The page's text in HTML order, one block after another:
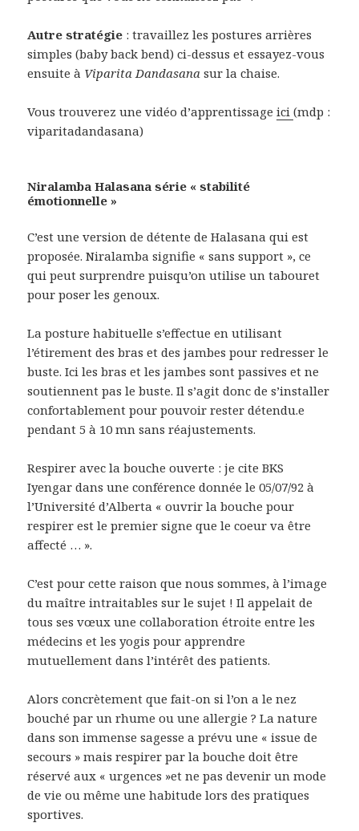
Autre stratégie : travaillez les postures arrières
simples (baby back bend) ci-dessus et essayez-vous
ensuite à Viparita Dandasana sur la chaise.
Vous trouverez une vidéo d’apprentissageici(mdp :
viparitadandasana)
Niralamba Halasana série « stabilité
émotionnelle »
C’est une version de détente de Halasana qui est
proposée. Niralamba signifie « sans support », ce
qui peut surprendre puisqu’on utilise un tabouret
pour poser les genoux.
La posture habituelle s’effectue en utilisant
l’étirement des bras et des jambes pour redresser le
buste. Ici les bras et les jambes sont passives et ne
soutiennent pas le buste. Il s’agit donc de s’installer
confortablement pour pouvoir rester détendu.e
pendant 5 à 10 mn sans réajustements.
Respirer avec la bouche ouverte : je cite BKS
Iyengar dans une conférence donnée le 05/07/92 à
l’Université d’Alberta « ouvrir la bouche pour
respirer est le premier signe que le coeur va être
affecté … ».
C’est pour cette raison que nous sommes, à l’image
du maître intraitables sur le sujet ! Il appelait de
tous ses vœux une collaboration étroite entre les
médecins et les yogis pour apprendre
mutuellement dans l’intérêt des patients.
Alors concrètement que fait-on si l’on a le nez
bouché par un rhume ou une allergie ? La nature
dans son immense sagesse a prévu une « issue de
secours » mais respirer par la bouche doit être
réservé aux « urgences »et ne pas devenir un mode
de vie ou même une habitude lors des pratiques
sportives.